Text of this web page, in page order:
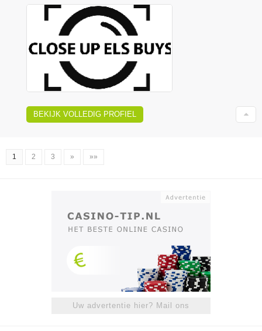
BEKIJK VOLLEDIG PROFIEL
1 2 3 » »»
Uw advertentie hier? Mail ons